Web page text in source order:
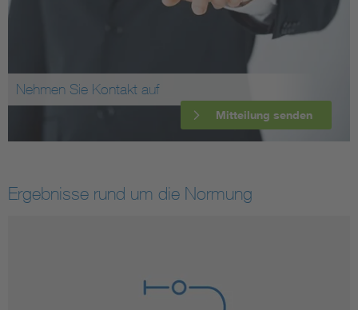
Nehmen Sie Kontakt auf
Mitteilung senden
Ergebnisse rund um die Normung